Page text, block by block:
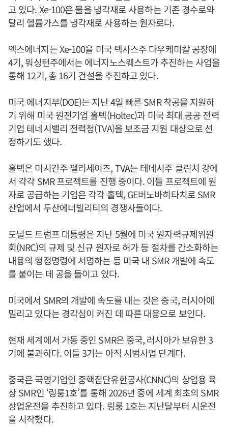
고 있다. Xe-100은 물을 냉각재로 사용하는 기존 경수로와
달리 헬륨가스를 냉각재로 사용하는 원자로다.
엑스에너지는 Xe-100을 미국 텍사스주 다우케미칼 공장에
4기, 워싱턴주에서는 에너지노스웨스트가 추진하는 사업을
통해 12기, 총 16기 건설을 추진하고 있다.
미국 에너지부(DOE)는 지난 4일 빠른 SMR 착공을 지원하
기 위해 미국 원전기업 홀텍(Holtec)과 미국 최대 공공 전력
기업 테네시밸리 전력청(TVA)을 보조금 지원 대상으로 선
정하기도 했다.
홀텍은 미시간주 팰리세이즈, TVA는 테네시주 클린치 강에
서 각각 SMR 프로젝트를 진행 중이다. 이들 프로젝트에 원
자로 공급하는 기업은 각각 홀텍, GE버노바히타치로 SMR
산업에서 두산에너빌리티의 경쟁사들이다.
도널드 트럼프 대통령은 지난 5월에 미국 원자력규제위원
회(NRC)의 규제 및 신규 원자로 허가 등 절차를 간소화하는
내용의 행정명령에 서명하는 등 미국 내 SMR 개발에 속도
를 붙이는 데 공을 들이고 있다.
미국에서 SMR의 개발에 속도를 내는 것은 중국, 러시아에
밀리고 있다는 경각심이 커진 데 따른 대응으로 보인다.
현재 세계에서 가동 중인 SMR은 중국, 러시아가 보유한 3
기에 불과하다. 이들 3기는 아직 시범사업 단계다.
중국은 국영기업인 중핵집단유한공사(CNNC)의 상업용 육
상 SMR인 ‘링룽1호’를 통해 2026년 중에 세계 최초의 SMR
상업운전을 추진하고 있다. 링룽 1호는 지난달부터 시운전
을 시작했다.